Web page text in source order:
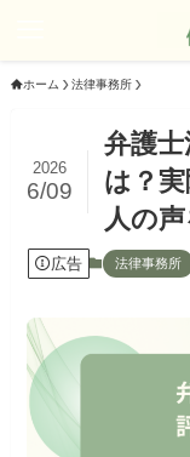
ホーム 法律事務所
弁護士
は？
人の声
2026
6/09
広告 法律事務所